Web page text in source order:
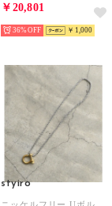
￥20,801
36% ￥1,000
styiro